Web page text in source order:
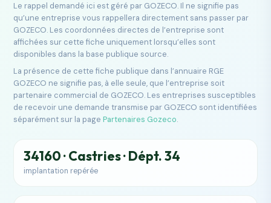
Le rappel demandé ici est géré par GOZECO. Il ne signifie pas
qu’une entreprise vous rappellera directement sans passer par
GOZECO. Les coordonnées directes de l’entreprise sont
affichées sur cette fiche uniquement lorsqu’elles sont
disponibles dans la base publique source.
La présence de cette fiche publique dans l’annuaire RGE
GOZECO ne signifie pas, à elle seule, que l’entreprise soit
partenaire commercial de GOZECO. Les entreprises susceptibles
de recevoir une demande transmise par GOZECO sont identifiées
séparément sur la pagePartenaires Gozeco.
34160 · Castries · Dépt. 34
implantation repérée